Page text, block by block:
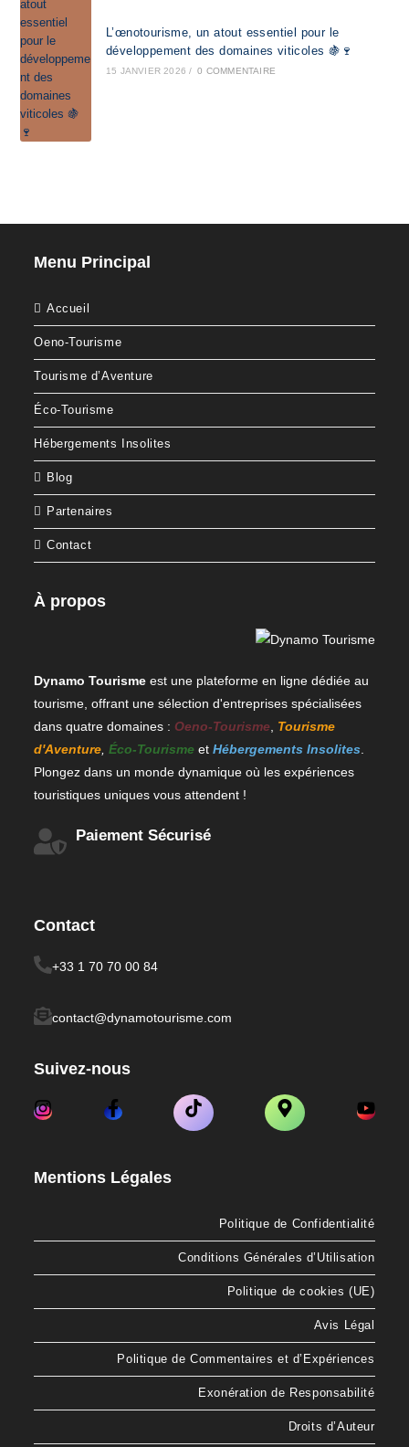
L’œnotourisme, un atout essentiel pour le
développement des domaines viticoles 🍇🍷
15 JANVIER 2026 / 0 COMMENTAIRE
Menu Principal
Accueil
Oeno-Tourisme
Tourisme d’Aventure
Éco-Tourisme
Hébergements Insolites
Blog
Partenaires
Contact
À propos
Dynamo Tourisme est une plateforme en ligne dédiée au
tourisme, offrant une sélection d'entreprises spécialisées
dans quatre domaines : Oeno-Tourisme Tourisme
d'Aventure ,Éco-Tourisme etHébergements Insolites
Plongez dans un monde dynamique où les expériences
touristiques uniques vous attendent !
Paiement Sécurisé
Contact
+33 1 70 70 00 84
contact@dynamotourisme.com
Suivez-nous
Mentions Légales
Politique de Confidentialité
Conditions Générales d’Utilisation
Politique de cookies (UE)
Avis Légal
Politique de Commentaires et d’Expériences
Exonération de Responsabilité
Droits d’Auteur